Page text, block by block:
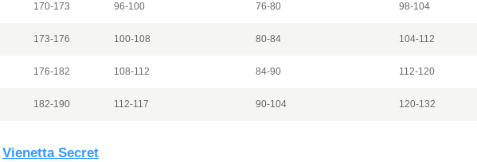
170-173 96-100 76-80 98-104
173-176 100-108 80-84 104-112
176-182 108-112 84-90 112-120
182-190 112-117 90-104 120-132
Vienetta Secret